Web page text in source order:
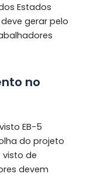
Estados
gerar pelo
no
EB-5
do projeto
de
devem